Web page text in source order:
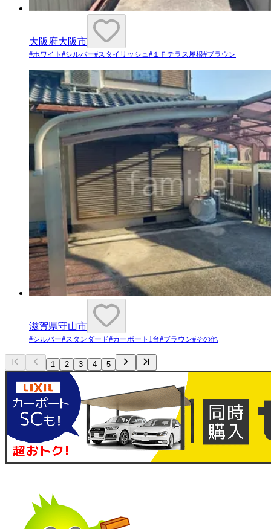
大阪府大阪市
#ホワイト #シルバー#スタイリッシュ# １Ｆテラス屋根#ブラウン
滋賀県守山市
#シルバー#スタンダード#カーポート1台#ブラウン#その他
1 2 3 4 5